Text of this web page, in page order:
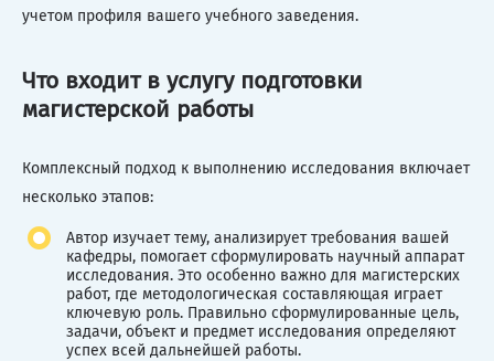
учетом профиля вашего учебного заведения.
Что входит в услугу подготовки
магистерской работы
Комплексный подход к выполнению исследования включает
несколько этапов:
Автор изучает тему, анализирует требования вашей
кафедры, помогает сформулировать научный аппарат
исследования. Это особенно важно для магистерских
работ, где методологическая составляющая играет
ключевую роль. Правильно сформулированные цель,
задачи, объект и предмет исследования определяют
успех всей дальнейшей работы.